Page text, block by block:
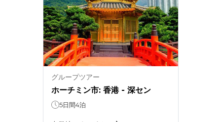
グループツアー
ホーチミン市: 香港 - 深セン
5日間4泊